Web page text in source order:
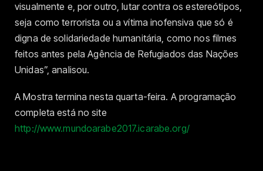
visualmente e, por outro, lutar contra os estereótipos,
seja como terrorista ou a vítima inofensiva que só é
digna de solidariedade humanitária, como nos filmes
feitos antes pela Agência de Refugiados das Nações
Unidas”, analisou.
A Mostra termina nesta quarta-feira. A programação
completa está no site
http://www.mundoarabe2017.icarabe.org/